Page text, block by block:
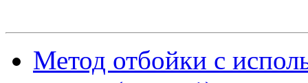
Метод отбойки с